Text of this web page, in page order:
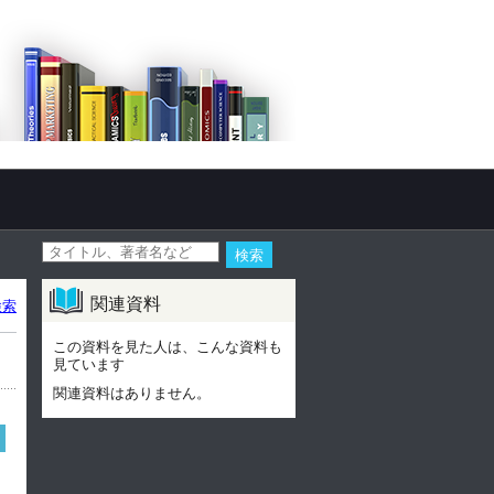
関連資料
この資料を見た人は、こんな資料も
見ています
関連資料はありません。